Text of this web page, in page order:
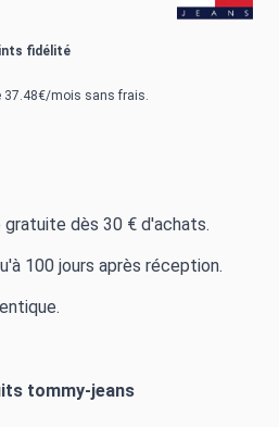
fidélité
37.48€/mois sans frais.
gratuite dès 30 € d'achats.
100 jours après réception.
tommy-jeans